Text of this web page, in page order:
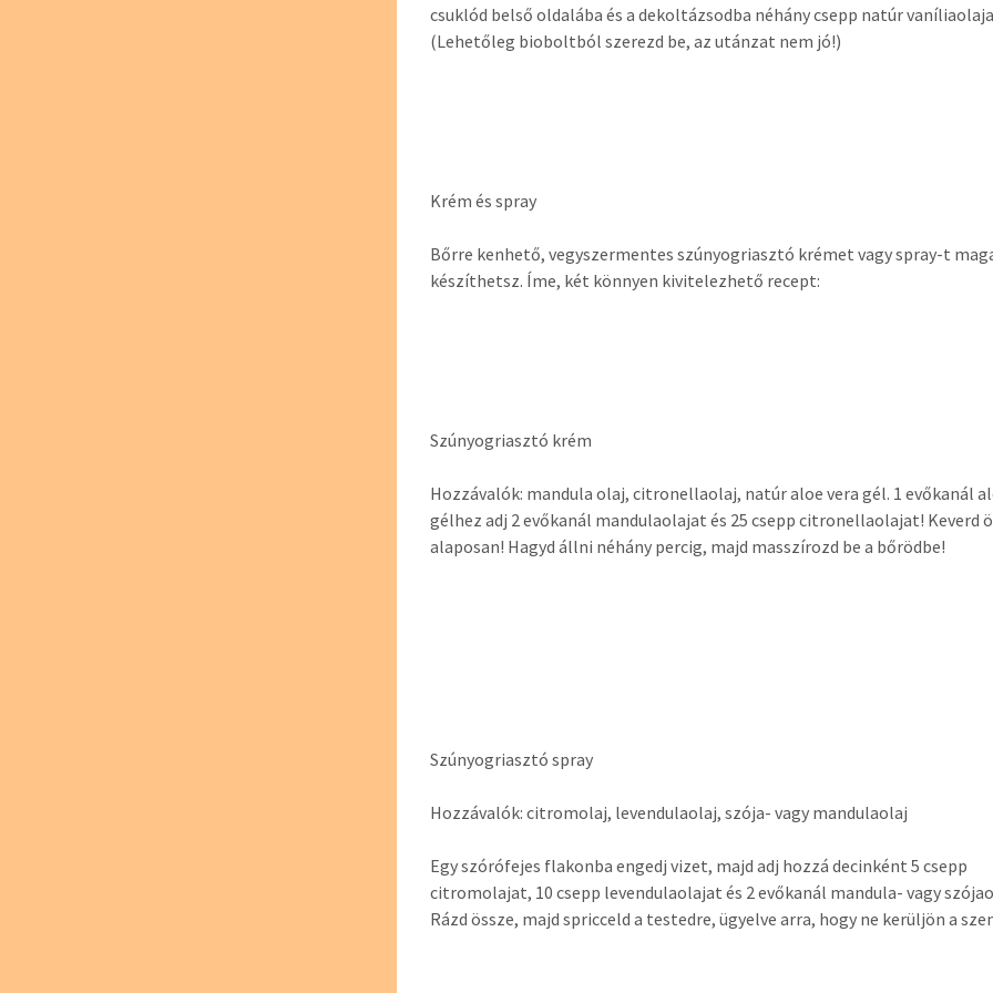
csuklód belső oldalába és a dekoltázsodba néhány csepp natúr
(Lehetőleg bioboltból szerezd be, az utánzat nem jó!)
Krém és spray
Bőrre kenhető, vegyszermentes szúnyogriasztó krémet vagy spray-t
készíthetsz. Íme, két könnyen kivitelezhető recept:
Szúnyogriasztó krém
Hozzávalók: mandula olaj, citronellaolaj, natúr aloe vera gél. 1 evőkanál
gélhez adj 2 evőkanál mandulaolajat és 25 csepp citronellaolajat! Keverd
alaposan! Hagyd állni néhány percig, majd masszírozd be a bőrödbe!
Szúnyogriasztó spray
Hozzávalók: citromolaj, levendulaolaj, szója- vagy mandulaolaj
Egy szórófejes flakonba engedj vizet, majd adj hozzá decinként 5 csepp
citromolajat, 10 csepp levendulaolajat és 2 evőkanál mandula- vagy
Rázd össze, majd spricceld a testedre, ügyelve arra, hogy ne kerüljön a